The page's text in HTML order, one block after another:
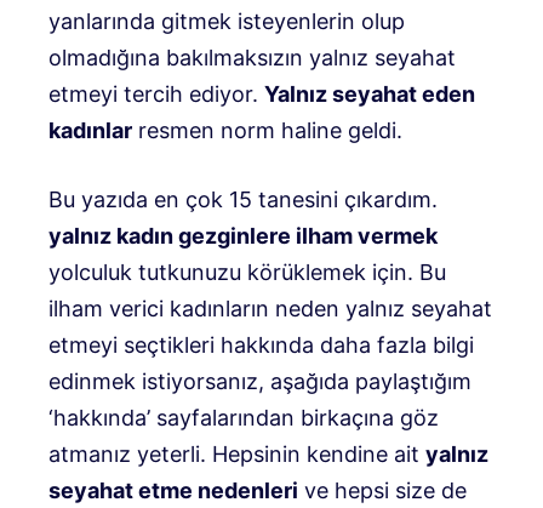
yanlarında gitmek isteyenlerin olup
olmadığına bakılmaksızın yalnız seyahat
etmeyi tercih ediyor. Yalnız seyahat eden
kadınlar resmen norm haline geldi.
Bu yazıda en çok 15 tanesini çıkardım.
yalnız kadın gezginlere ilham vermek
yolculuk tutkunuzu körüklemek için. Bu
ilham verici kadınların neden yalnız seyahat
etmeyi seçtikleri hakkında daha fazla bilgi
edinmek istiyorsanız, aşağıda paylaştığım
‘hakkında’ sayfalarından birkaçına göz
atmanız yeterli. Hepsinin kendine ait yalnız
seyahat etme nedenleri ve hepsi size de